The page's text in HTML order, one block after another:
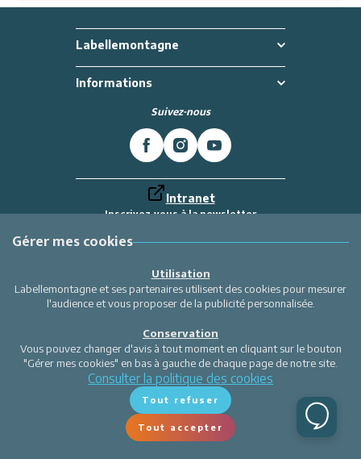
Labellemontagne
Informations
Suivez-nous
Intranet
Inscrivez-vous à la newsletter
Labellemontagne
Site réalisé par Valraiso
Gérer mes cookies
Utilisation
Labellemontagne et ses partenaires utilisent des cookies pour mesurer
l'audience et vous proposer de la publicité personnalisée.
Conservation
Vous pouvez changer d'avis à tout moment en cliquant sur le bouton
"Gérer mes cookies" en bas à gauche de chaque page de notre site.
Consulter la politique des cookies
Tout refuser
Tout accepter